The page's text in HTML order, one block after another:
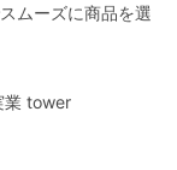
ムーズに商品を選